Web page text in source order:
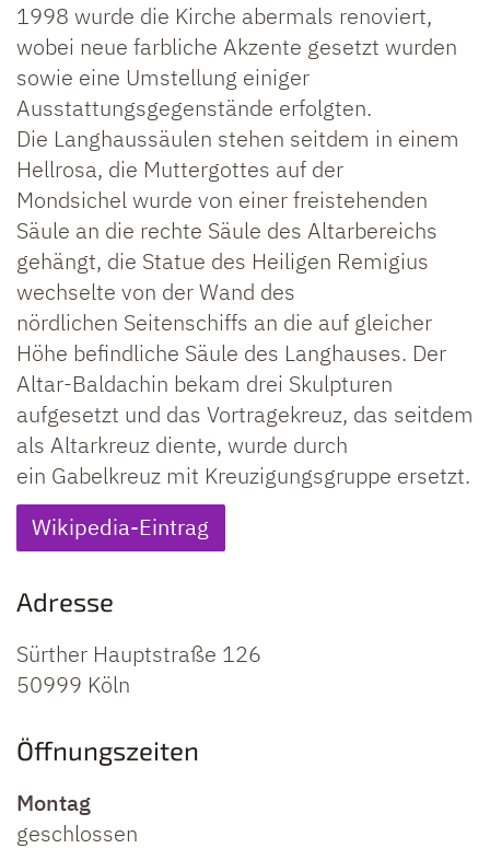
1998 wurde die Kirche abermals renoviert,
wobei neue farbliche Akzente gesetzt wurden
sowie eine Umstellung einiger
Ausstattungsgegenstände erfolgten.
Die Langhaussäulen stehen seitdem in einem
Hellrosa, die Muttergottes auf der
Mondsichel wurde von einer freistehenden
Säule an die rechte Säule des Altarbereichs
gehängt, die Statue des Heiligen Remigius
wechselte von der Wand des
nördlichen Seitenschiffs an die auf gleicher
Höhe befindliche Säule des Langhauses. Der
Altar-Baldachin bekam drei Skulpturen
aufgesetzt und das Vortragekreuz, das seitdem
als Altarkreuz diente, wurde durch
ein Gabelkreuz mit Kreuzigungsgruppe ersetzt.
Wikipedia-Eintrag
Adresse
Sürther Hauptstraße 126
50999 Köln
Öffnungszeiten
Montag
geschlossen